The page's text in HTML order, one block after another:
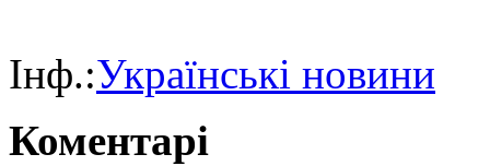
Інф.:Українські новини
Коментарі